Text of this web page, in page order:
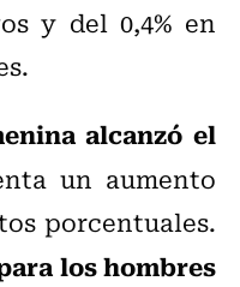
y del 0,4% en
alcanzó el
un aumento
porcentuales.
los hombres